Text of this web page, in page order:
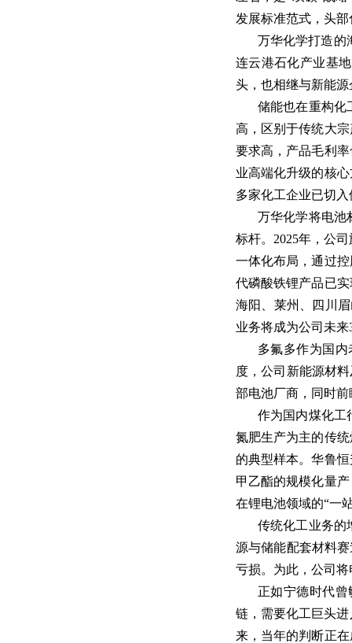
发展标准范式，头
万华化学打造的
连云港石化产业基
头，也相继与新能
储能也在重构化
高，区别于传统大
要求高，产品毛利
业高端化升级的核
多家化工企业已切
万华化学将电池
标杆。2025年，公
一体化布局，通过
代磷酸铁锂产品已
海阳、莱州、四川
业务将成为公司未
多氟多作为国
度，公司新能源材
部电池厂商，同时
作为国内煤化工
氮肥生产为主的传
的典型样本。华鲁
甲乙酯的规模化量
在锂电池领域的“一
传统化工业务的
源与储能配套材料
亏损。为此，公司
正如宁德时代
链，需要化工巨头
来，当年的判断正